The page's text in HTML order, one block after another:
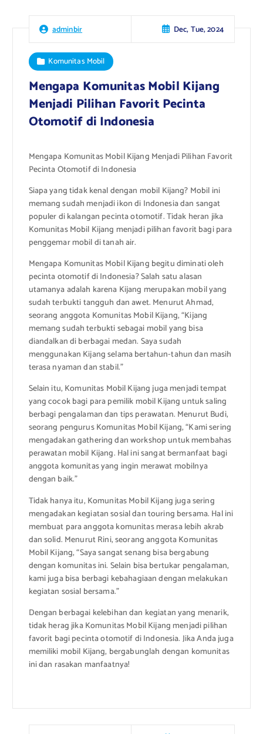
adminbir Dec, Tue, 2024
Komunitas Mobil
Mengapa Komunitas Mobil Kijang
Menjadi Pilihan Favorit Pecinta
Otomotif di Indonesia
Mengapa Komunitas Mobil Kijang Menjadi Pilihan Favorit
Pecinta Otomotif di Indonesia
Siapa yang tidak kenal dengan mobil Kijang? Mobil ini
memang sudah menjadi ikon di Indonesia dan sangat
populer di kalangan pecinta otomotif. Tidak heran jika
Komunitas Mobil Kijang menjadi pilihan favorit bagi para
penggemar mobil di tanah air.
Mengapa Komunitas Mobil Kijang begitu diminati oleh
pecinta otomotif di Indonesia? Salah satu alasan
utamanya adalah karena Kijang merupakan mobil yang
sudah terbukti tangguh dan awet. Menurut Ahmad,
seorang anggota Komunitas Mobil Kijang, “Kijang
memang sudah terbukti sebagai mobil yang bisa
diandalkan di berbagai medan. Saya sudah
menggunakan Kijang selama bertahun-tahun dan masih
terasa nyaman dan stabil.”
Selain itu, Komunitas Mobil Kijang juga menjadi tempat
yang cocok bagi para pemilik mobil Kijang untuk saling
berbagi pengalaman dan tips perawatan. Menurut Budi,
seorang pengurus Komunitas Mobil Kijang, “Kami sering
mengadakan gathering dan workshop untuk membahas
perawatan mobil Kijang. Hal ini sangat bermanfaat bagi
anggota komunitas yang ingin merawat mobilnya
dengan baik.”
Tidak hanya itu, Komunitas Mobil Kijang juga sering
mengadakan kegiatan sosial dan touring bersama. Hal ini
membuat para anggota komunitas merasa lebih akrab
dan solid. Menurut Rini, seorang anggota Komunitas
Mobil Kijang, “Saya sangat senang bisa bergabung
dengan komunitas ini. Selain bisa bertukar pengalaman,
kami juga bisa berbagi kebahagiaan dengan melakukan
kegiatan sosial bersama.”
Dengan berbagai kelebihan dan kegiatan yang menarik,
tidak herag jika Komunitas Mobil Kijang menjadi pilihan
favorit bagi pecinta otomotif di Indonesia. Jika Anda juga
memiliki mobil Kijang, bergabunglah dengan komunitas
ini dan rasakan manfaatnya!